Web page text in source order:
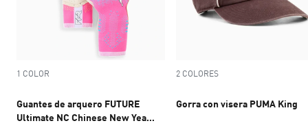
1 COLOR
Guantes de arquero FUTURE
Ultimate NC Chinese New Year
2 COLORES
Gorra con visera PUMA King